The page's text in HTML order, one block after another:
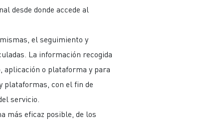
desde donde accede al
el seguimiento y
La información recogida
aplicación o plataforma y para
plataformas, con el fin de
servicio.
más eficaz posible, de los